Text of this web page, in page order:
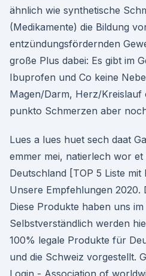
ähnlich wie synthetische
(Medikamente) die Bildung
entzündungsfördernden
große Plus dabei: Es gibt im
Ibuprofen und Co keine
Magen/Darm, Herz/Kreislauf
punkto Schmerzen aber
Lues a lues huet sech daat
emmer mei, natierlech wor et
Deutschland [TOP 5 Liste mit
Unsere Empfehlungen 2020.
Diese Produkte haben uns
Selbstverständlich werden
100% legale Produkte für
und die Schweiz vorgestellt.
Login - Association of